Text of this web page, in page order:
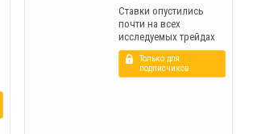
Ставки опустились
почти на всех
исследуемых трейдах
Только для
подписчиков